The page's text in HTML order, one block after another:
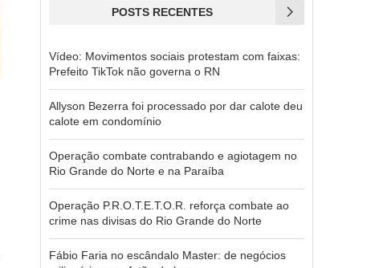
POSTS RECENTES
Vídeo: Movimentos sociais protestam com faixas:
Prefeito TikTok não governa o RN
Allyson Bezerra foi processado por dar calote deu
calote em condomínio
Operação combate contrabando e agiotagem no
Rio Grande do Norte e na Paraíba
Operação P.R.O.T.E.T.O.R. reforça combate ao
crime nas divisas do Rio Grande do Norte
Fábio Faria no escândalo Master: de negócios